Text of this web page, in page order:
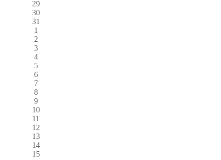
29
30
31
1
2
3
4
5
6
7
8
9
10
11
12
13
14
15